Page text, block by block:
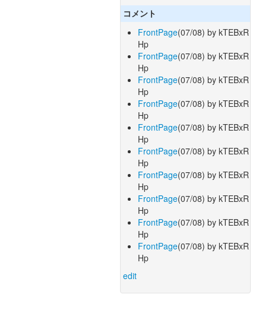
コメント
FrontPage(07/08) by kTEBxR
Hp
FrontPage(07/08) by kTEBxR
Hp
FrontPage(07/08) by kTEBxR
Hp
FrontPage(07/08) by kTEBxR
Hp
FrontPage(07/08) by kTEBxR
Hp
FrontPage(07/08) by kTEBxR
Hp
FrontPage(07/08) by kTEBxR
Hp
FrontPage(07/08) by kTEBxR
Hp
FrontPage(07/08) by kTEBxR
Hp
FrontPage(07/08) by kTEBxR
Hp
edit